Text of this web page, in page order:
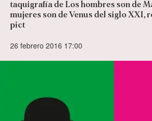
taquigrafía de Los hombres son de
mujeres son de Venus del siglo XXI,
pict
26 febrero 2016 17:00